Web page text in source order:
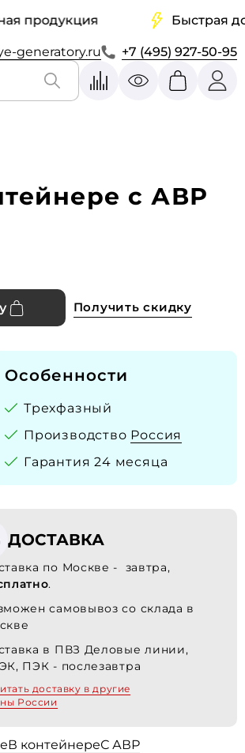
Быстрая
generatory.ru +7 (495) 927-50-95
с АВР
Получить скидку
Особенности
Трехфазный
Производство Россия
Гарантия 24 месяца
ДОСТАВКА
по Москве - завтра,
.
самовывоз со склада в
в ПВЗ Деловые линии,
ПЭК - послезавтра
доставку в другие
России
В контейнереС АВР